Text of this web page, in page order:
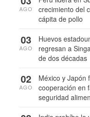
crecimiento del
cápita de pollo
AGO
Huevos
regresan a
de dos décadas
03
AGO
México y Japón
cooperación en
seguridad
02
AGO